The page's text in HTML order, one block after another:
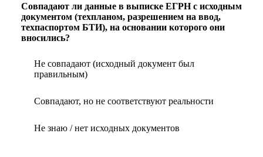
Совпадают ли данные в выписке ЕГРН с исходным
документом (техпланом, разрешением на ввод,
техпаспортом БТИ), на основании которого они
вносились?
Не совпадают (исходный документ был
правильным)
Совпадают, но не соответствуют реальности
Не знаю / нет исходных документов